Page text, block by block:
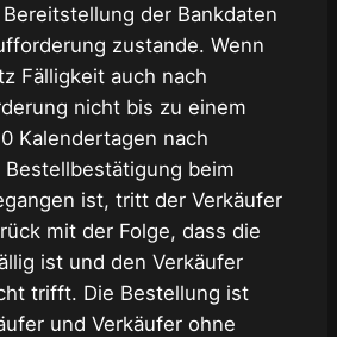
der Bankdaten
zustande. Wenn
Fälligkeit auch nach
nicht bis zu einem
Kalendertagen nach
Bestellbestätigung beim
ist, tritt der Verkäufer
mit der Folge, dass die
ist und den Verkäufer
trifft. Die Bestellung ist
und Verkäufer ohne